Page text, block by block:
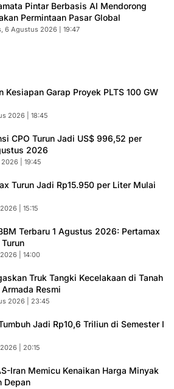
Pintar Berbasis AI Mendorong
Permintaan Pasar Global
6 Agustus 2026 | 19:47
Kesiapan Garap Proyek PLTS 100 GW
2026 | 18:45
CPO Turun Jadi US$ 996,52 per
2026
| 19:45
Turun Jadi Rp15.950 per Liter Mulai
| 15:15
Terbaru 1 Agustus 2026: Pertamax
| 14:00
Truk Tangki Kecelakaan di Tanah
Resmi
2026 | 23:45
Jadi Rp10,6 Triliun di Semester I
| 20:15
Iran Memicu Kenaikan Harga Minyak
Depan